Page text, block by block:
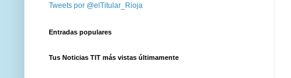
Tweets por @elTitular_Rioja
Entradas populares
Tus Noticias TIT más vistas últimamente